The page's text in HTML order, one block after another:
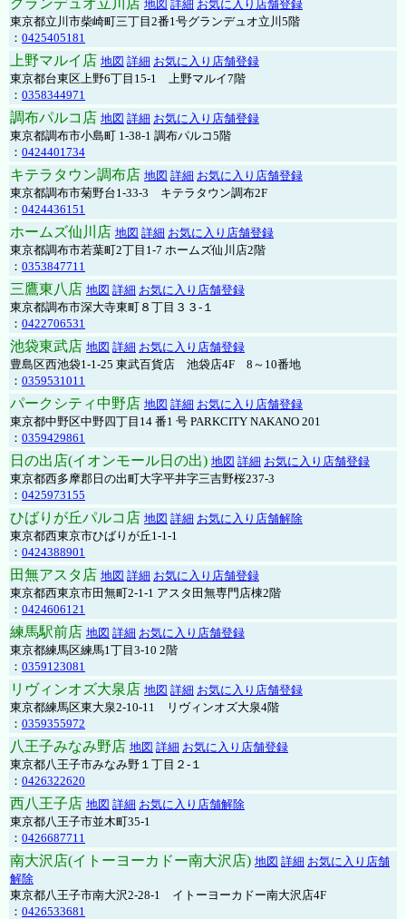
グランデュオ立川店 地図 詳細 お気に入り店舗登録
東京都立川市柴崎町三丁目2番1号グランデュオ立川5階
： 0425405181
上野マルイ店 地図 詳細 お気に入り店舗登録
東京都台東区上野6丁目15-1 上野マルイ7階
： 0358344971
調布パルコ店 地図 詳細 お気に入り店舗登録
東京都調布市小島町 1-38-1 調布パルコ5階
： 0424401734
キテラタウン調布店 地図 詳細 お気に入り店舗登録
東京都調布市菊野台1-33-3 キテラタウン調布2F
： 0424436151
ホームズ仙川店 地図 詳細 お気に入り店舗登録
東京都調布市若葉町2丁目1-7 ホームズ仙川店2階
： 0353847711
三鷹東八店 地図 詳細 お気に入り店舗登録
東京都調布市深大寺東町８丁目３３-１
： 0422706531
池袋東武店 地図 詳細 お気に入り店舗登録
豊島区西池袋1-1-25 東武百貨店 池袋店4F 8～10番地
： 0359531011
パークシティ中野店 地図 詳細 お気に入り店舗登録
東京都中野区中野四丁目14 番1 号 PARKCITY NAKANO 201
： 0359429861
日の出店(イオンモール日の出) 地図 詳細 お気に入り店舗登録
東京都西多摩郡日の出町大字平井字三吉野桜237-3
： 0425973155
ひばりが丘パルコ店 地図 詳細 お気に入り店舗解除
東京都西東京市ひばりが丘1-1-1
： 0424388901
田無アスタ店 地図 詳細 お気に入り店舗登録
東京都西東京市田無町2-1-1 アスタ田無専門店棟2階
： 0424606121
練馬駅前店 地図 詳細 お気に入り店舗登録
東京都練馬区練馬1丁目3-10 2階
： 0359123081
リヴィンオズ大泉店 地図 詳細 お気に入り店舗登録
東京都練馬区東大泉2-10-11 リヴィンオズ大泉4階
： 0359355972
八王子みなみ野店 地図 詳細 お気に入り店舗登録
東京都八王子市みなみ野１丁目２-１
： 0426322620
西八王子店 地図 詳細 お気に入り店舗解除
東京都八王子市並木町35-1
： 0426687711
南大沢店(イトーヨーカドー南大沢店) 地図 詳細 お気に入り店舗
解除
東京都八王子市南大沢2-28-1 イトーヨーカドー南大沢店4F
： 0426533681